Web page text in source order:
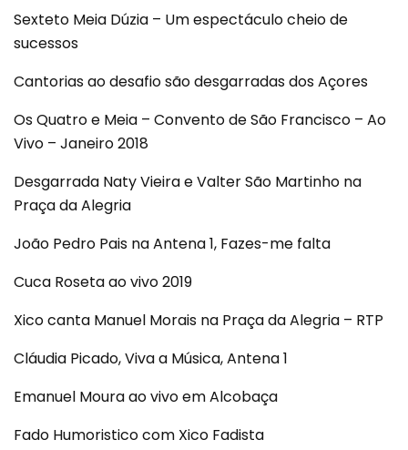
Sexteto Meia Dúzia – Um espectáculo cheio de
sucessos
Cantorias ao desafio são desgarradas dos Açores
Os Quatro e Meia – Convento de São Francisco – Ao
Vivo – Janeiro 2018
Desgarrada Naty Vieira e Valter São Martinho na
Praça da Alegria
João Pedro Pais na Antena 1, Fazes-me falta
Cuca Roseta ao vivo 2019
Xico canta Manuel Morais na Praça da Alegria – RTP
Cláudia Picado, Viva a Música, Antena 1
Emanuel Moura ao vivo em Alcobaça
Fado Humoristico com Xico Fadista